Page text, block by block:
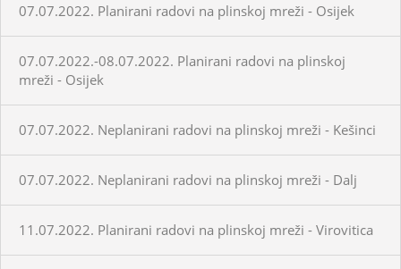
07.07.2022. Planirani radovi na plinskoj mreži - Osijek
07.07.2022.-08.07.2022. Planirani radovi na plinskoj
mreži - Osijek
07.07.2022. Neplanirani radovi na plinskoj mreži - Kešinci
07.07.2022. Neplanirani radovi na plinskoj mreži - Dalj
11.07.2022. Planirani radovi na plinskoj mreži - Virovitica